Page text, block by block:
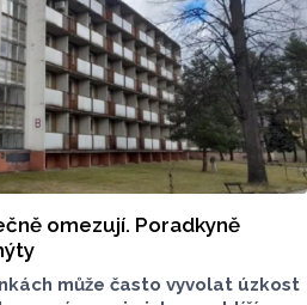
omezují. Poradkyně
může často vyvolat úzkost